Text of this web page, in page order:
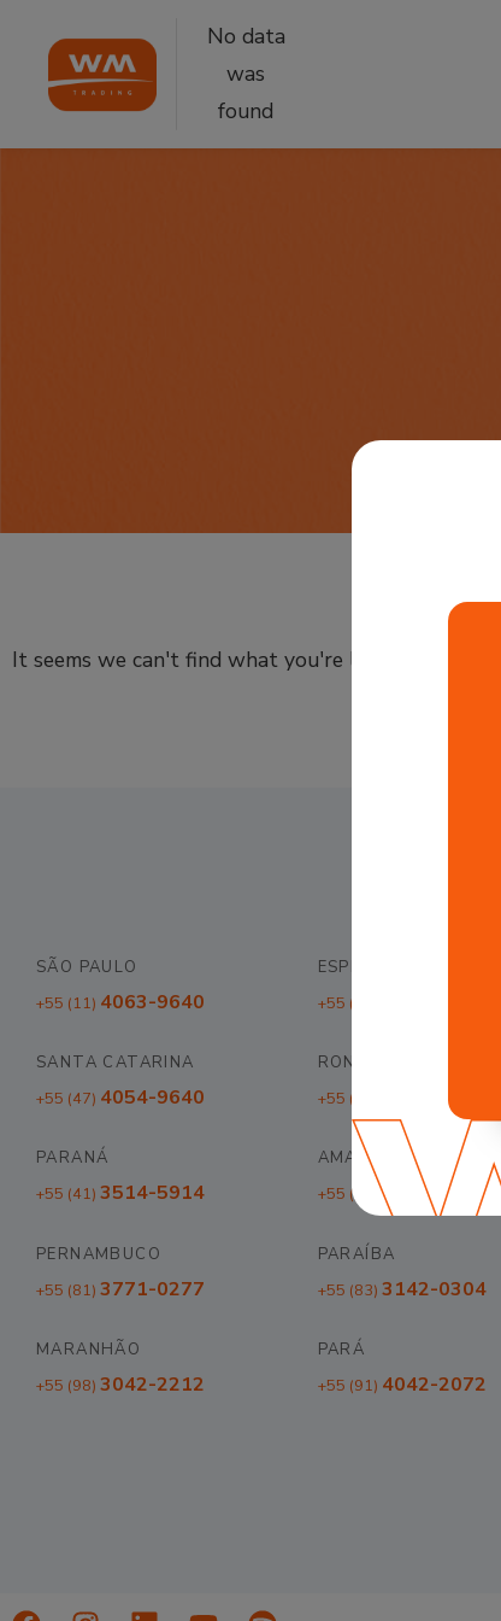
No data
was
found
It seems we can't find what you're looking for.
SÃO PAULO
+55 (11) 4063-9640
ESPÍRITO SANTO
+55 (27)
SANTA CATARINA
+55 (47) 4054-9640
RONDÔNIA
+55 (69) 3026-0640
PARANÁ
+55 (41) 3514-5914
AMAZONAS
+55 (92)3042-2018
PERNAMBUCO
+55 (81) 3771-0277
PARAÍBA
+55 (83) 3142-0304
MARANHÃO
+55 (98) 3042-2212
PARÁ
+55 (91) 4042-2072